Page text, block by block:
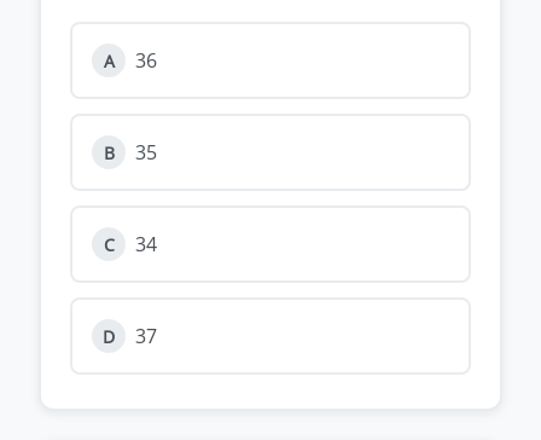
A 36
B 35
C 34
D 37